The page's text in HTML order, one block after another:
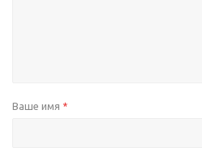
Ваше имя *